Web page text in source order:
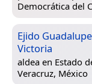
Democrática del
Ejido Guadalupe
Victoria
aldea en Estado
Veracruz, México